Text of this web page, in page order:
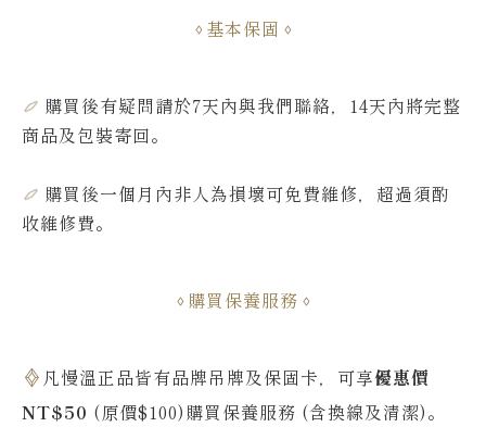
基本保固
購買後有疑問請於7天內與我們聯絡，14天內將完整
商品及包裝寄回。
購買後一個月內非人為損壞可免費維修，超過須酌
收維修費。
購買保養服務
凡慢溫正品皆有品牌吊牌及保固卡，可享優惠價
NT$50 (原價$100)購買保養服務 (含換線及清潔)。